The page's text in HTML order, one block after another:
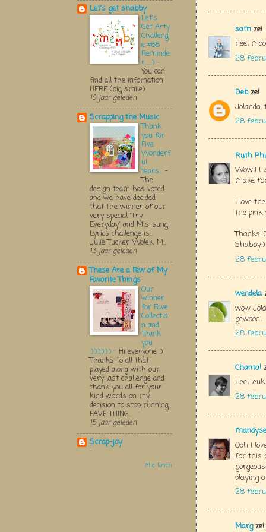
sam zei
heel
28
Debzei
28
Ruth
Wow!! I
make
I love
the pink
Thanks
Shabby:)
28
wendela
wow
gewoon!
28
Chantal
Heel
28
Ooh I
for this
playing
28
Margzei
Let's get shabby
Let's
Get Arty
Challeng
e #68
Reminde
r.....:) -
You can
find all the infomation
HERE (big smile)
10 jaar geleden
Scrapping the Music
Thank
you for
Five
Wonderf
ul
Years... -
The
design team has voted
and we have decided
that the winner of our
very special "Try
Everyday" and Mis-sung
Lyrics challenge is...
Julie Tucker-Wolek, M...
13 jaar geleden
These Are a Few of My
Favorite Things
Our
winner
for Fave
Collectio
n and
thank
you
:):):):):):) - Hi everyone :)
Thanks to all that
played along with our
very last challenge and
thank you all for your
kind words on my
decision to stop running
FAVE THING...
15 jaar geleden
Scrap-joy
-
Alle tonen